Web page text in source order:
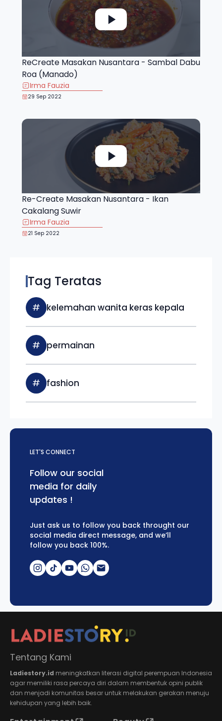
ReCreate Masakan Nusantara - Sambal Dabu
Roa (Manado)
Irma Fauzia
29 Sep 2022
Re-Create Masakan Nusantara - Ikan
Cakalang Suwir
Irma Fauzia
21 Sep 2022
Tag Teratas
# kelemahan wanita keras kepala
# permainan
# fashion
LET'S CONNECT
Follow our social
media for daily
updates !
Just ask us to follow you back throught our
social media direct message, and we’ll
follow you back 100%.
Tentang Kami
Ladiestory.id meningkatkan literasi digital perempuan Indonesia
agar memiliki rasa percaya diri dalam membentuk opini publik
dan menjadi komunitas besar untuk melakukan gerakan menuju
kehidupan yang lebih baik.